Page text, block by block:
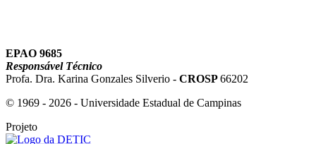
EPAO 9685
Responsável Técnico
Profa. Dra. Karina Gonzales Silverio - CROSP66202
© 1969 - 2026 - Universidade Estadual de Campinas
Projeto